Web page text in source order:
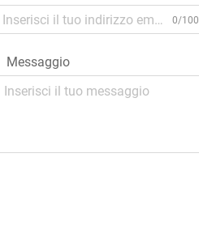
0/100
Messaggio